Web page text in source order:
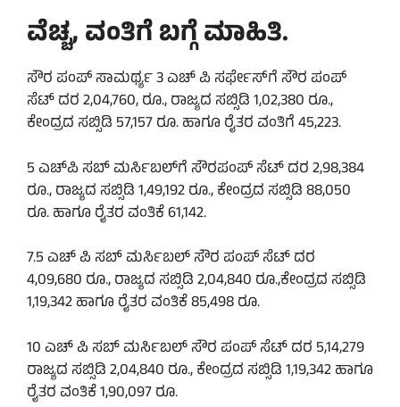
ವೆಚ್ಚ, ವಂತಿಗೆ ಬಗ್ಗೆ ಮಾಹಿತಿ.
ಸೌರ ಪಂಪ್ ಸಾಮರ್ಥ್ಯ 3 ಎಚ್ ಪಿ ಸರ್ಫೇಸ್​ಗೆ ಸೌರ ಪಂಪ್
ಸೆಟ್ ದರ 2,04,760, ರೂ., ರಾಜ್ಯದ ಸಬ್ಸಿಡಿ 1,02,380 ರೂ.,
ಕೇಂದ್ರದ ಸಬ್ಸಿಡಿ 57,157 ರೂ. ಹಾಗೂ ರೈತರ ವಂತಿಗೆ 45,223.
5 ಎಚ್‌ಪಿ ಸಬ್‌ ಮರ್ಸಿಬಲ್​ಗೆ ಸೌರಪಂಪ್ ಸೆಟ್ ದರ 2,98,384
ರೂ., ರಾಜ್ಯದ ಸಬ್ಸಿಡಿ 1,49,192 ರೂ., ಕೇಂದ್ರದ ಸಬ್ಸಿಡಿ 88,050
ರೂ. ಹಾಗೂ ರೈತರ ವಂತಿಕೆ 61,142.
7.5 ಎಚ್‌ ಪಿ ಸಬ್‌ ಮರ್ಸಿಬಲ್ ಸೌರ ಪಂಪ್ ಸೆಟ್ ದರ
4,09,680 ರೂ., ರಾಜ್ಯದ ಸಬ್ಸಿಡಿ 2,04,840 ರೂ.,ಕೇಂದ್ರದ ಸಬ್ಸಿಡಿ
1,19,342 ಹಾಗೂ ರೈತರ ವಂತಿಕೆ 85,498 ರೂ.
10 ಎಚ್‌ ಪಿ ಸಬ್‌ ಮರ್ಸಿಬಲ್ ಸೌರ ಪಂಪ್ ಸೆಟ್ ದರ 5,14,279
ರಾಜ್ಯದ ಸಬ್ಸಿಡಿ 2,04,840 ರೂ., ಕೇಂದ್ರದ ಸಬ್ಸಿಡಿ 1,19,342 ಹಾಗೂ
ರೈತರ ವಂತಿಕೆ 1,90,097 ರೂ.